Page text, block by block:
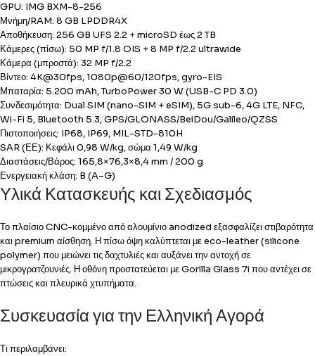
GPU: IMG BXM-8-256
Μνήμη/RAM: 8 GB LPDDR4X
Αποθήκευση: 256 GB UFS 2.2 + microSD έως 2 TB
Κάμερες (πίσω): 50 MP f/1.8 OIS + 8 MP f/2.2 ultrawide
Κάμερα (μπροστά): 32 MP f/2.2
Βίντεο: 4K@30fps, 1080p@60/120fps, gyro-EIS
Μπαταρία: 5.200 mAh, TurboPower 30 W (USB-C PD 3.0)
Συνδεσιμότητα: Dual SIM (nano-SIM + eSIM), 5G sub-6, 4G LTE, NFC,
Wi-Fi 5, Bluetooth 5.3, GPS/GLONASS/BeiDou/Galileo/QZSS
Πιστοποιήσεις: IP68, IP69, MIL-STD-810H
SAR (ΕΕ): Κεφάλι 0,98 W/kg, σώμα 1,49 W/kg
Διαστάσεις/Βάρος: 165,8×76,3×8,4 mm / 200 g
Ενεργειακή κλάση: B (A–G)
Υλικά Κατασκευής και Σχεδιασμός
Το πλαίσιο CNC-κομμένο από αλουμίνιο anodized εξασφαλίζει στιβαρότητα
και premium αίσθηση. Η πίσω όψη καλύπτεται με eco-leather (silicone
polymer) που μειώνει τις δαχτυλιές και αυξάνει την αντοχή σε
μικρογρατζουνιές. Η οθόνη προστατεύεται με Gorilla Glass 7i που αντέχει σε
πτώσεις και πλευρικά χτυπήματα.
Συσκευασία για την Ελληνική Αγορά
Τι περιλαμβάνει: